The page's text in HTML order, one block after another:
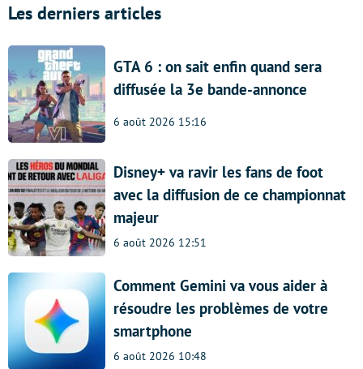
Les derniers articles
GTA 6 : on sait enfin quand sera
diffusée la 3e bande-annonce
6 août 2026 15:16
Disney+ va ravir les fans de foot
avec la diffusion de ce championnat
majeur
6 août 2026 12:51
Comment Gemini va vous aider à
résoudre les problèmes de votre
smartphone
6 août 2026 10:48